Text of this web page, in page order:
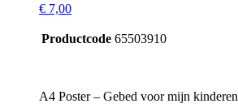
€ 7,00
Productcode 65503910
A4 Poster – Gebed voor mijn kinderen